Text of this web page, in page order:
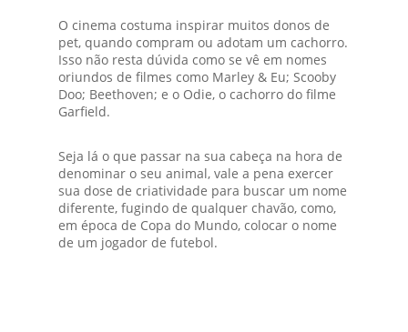
O cinema costuma inspirar muitos donos de
pet, quando compram ou adotam um cachorro.
Isso não resta dúvida como se vê em nomes
oriundos de filmes como Marley & Eu; Scooby
Doo; Beethoven; e o Odie, o cachorro do filme
Garfield.
Seja lá o que passar na sua cabeça na hora de
denominar o seu animal, vale a pena exercer
sua dose de criatividade para buscar um nome
diferente, fugindo de qualquer chavão, como,
em época de Copa do Mundo, colocar o nome
de um jogador de futebol.